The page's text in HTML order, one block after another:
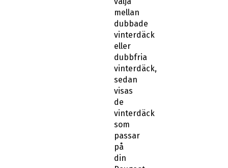
mellan
dubbade
vinterdäck
eller
dubbfria
vinterdäck,
sedan
visas
de
vinterdäck
som
passar
på
din
Peugeot